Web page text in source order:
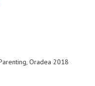
Oradea 2018